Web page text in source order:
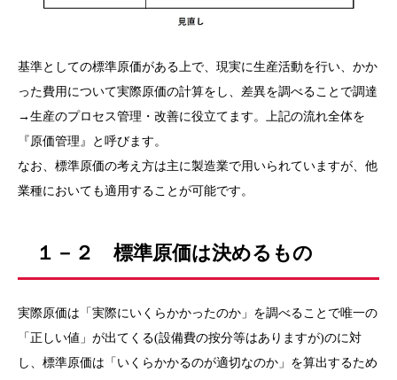
基準としての標準原価がある上で、現実に生産活動を行い、かか
った費用について実際原価の計算をし、差異を調べることで調達
→生産のプロセス管理・改善に役立てます。上記の流れ全体を
『原価管理』と呼びます。
なお、標準原価の考え方は主に製造業で用いられていますが、他
業種においても適用することが可能です。
１－２ 標準原価は決めるもの
実際原価は「実際にいくらかかったのか」を調べることで唯一の
「正しい値」が出てくる(設備費の按分等はありますが)のに対
し、標準原価は「いくらかかるのが適切なのか」を算出するため